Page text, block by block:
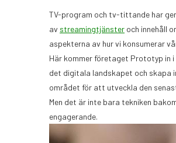
TV-program och tv-tittande har
av streamingtjänster och innehåll
aspekterna av hur vi konsumerar
Här kommer företaget Prototyp in
det digitala landskapet och skapa
området för att utveckla den
Men det är inte bara tekniken
engagerande.